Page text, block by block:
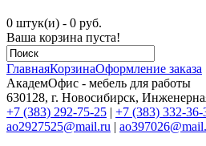
0 штук(и) - 0 руб.
Ваша корзина пуста!
ГлавнаяКорзинаОформление заказа
АкадемОфис - мебель для работы
630128, г. Новосибирск,
+7 (383) 292-75-25 | +7 (383) 332-36-
ao2927525@mail.ru |